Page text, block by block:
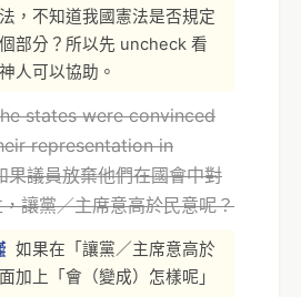
，不知道我國憲法是否規定
部分？所以先 uncheck 看
人可以協助。
states were convinced
representation in
果議員放棄他們在國會中對
讓黨／主席意高於民意呢？
如果在「讓黨／主席意高於
加上「會（變成）怎樣呢」